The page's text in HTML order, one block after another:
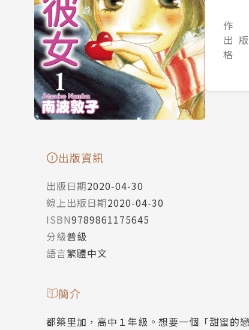
作
出
格
出版資訊
出版日期2020-04-30
線上出版日期2020-04-30
ISBN9789861175645
分級普級
語言繁體中文
簡介
都築里加，高中１年級。想要一個「甜蜜